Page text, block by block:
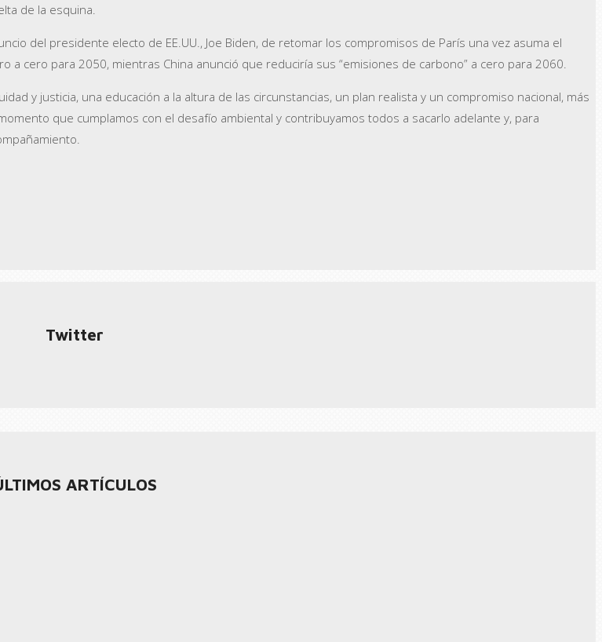
de la esquina.
del presidente electo de EE.UU., Joe Biden, de retomar los compromisos de París una vez asuma el
cero para 2050, mientras China anunció que reduciría sus “emisiones de carbono” a cero para 2060.
y justicia, una educación a la altura de las circunstancias, un plan realista y un compromiso nacional, más
que cumplamos con el desafío ambiental y contribuyamos todos a sacarlo adelante y, para
Twitter
ARTÍCULOS